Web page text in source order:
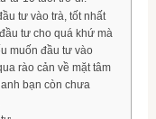
tư vào trà, tốt nhất
tư cho quá khứ mà
muốn đầu tư vào
rào cản về mặt tâm
bạn còn chưa